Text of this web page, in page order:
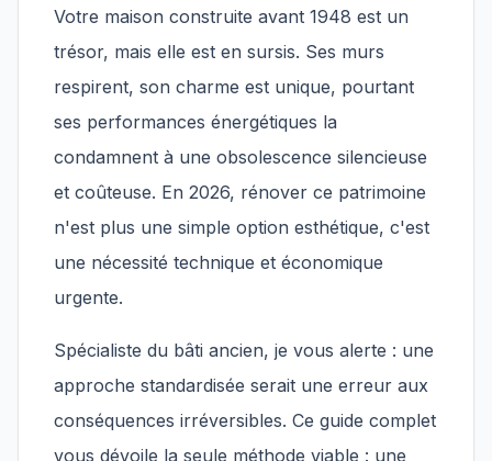
Votre maison construite avant 1948 est un
trésor, mais elle est en sursis. Ses murs
respirent, son charme est unique, pourtant
ses performances énergétiques la
condamnent à une obsolescence silencieuse
et coûteuse. En 2026, rénover ce patrimoine
n'est plus une simple option esthétique, c'est
une nécessité technique et économique
urgente.
Spécialiste du bâti ancien, je vous alerte : une
approche standardisée serait une erreur aux
conséquences irréversibles. Ce guide complet
vous dévoile la seule méthode viable : une